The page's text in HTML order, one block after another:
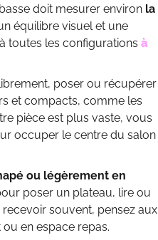
doit mesurer environ la
équilibre visuel et une
toutes les configurations à
poser ou récupérer
et compacts, comme les
pièce est plus vaste, vous
occuper le centre du salon
ou légèrement en
poser un plateau, lire ou
souvent, pensez aux
en espace repas.